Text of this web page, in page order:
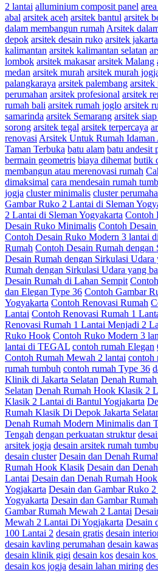
2 lantai alluminium composit panel
abal arsitek aceh arsitek bantul arsitek
dalam membangun rumah Arsitek
depok arsitek desain ruko arsitek jakarta
kalimantan arsitek kalimantan selatan
lombok arsitek makasar arsitek Malang
medan arsitek murah arsitek murah
palangkaraya arsitek palembang arsitek
perumahan arsitek profesional arsitek
rumah bali arsitek rumah joglo arsitek
samarinda arsitek Semarang arsitek
sorong arsitek tegal arsitek terpercaya
renovasi Arsitek Untuk Rumah Idaman
Taman Terbuka batu alam batu andesit
bermain geometris biaya dihemat butik
membangun atau merenovasi rumah
dimaksimal cara mendesain rumah
jogja cluster minimalis cluster
Gambar Ruko 2 Lantai di Sleman
2 Lantai di Sleman Yogyakarta Contoh
Desain Ruko Minimalis Contoh
Contoh Desain Ruko Modern 3 lantai
Rumah Contoh Desain Rumah dengan
Desain Rumah dengan Sirkulasi Udara
Rumah dengan Sirkulasi Udara yang
Desain Rumah di Lahan Sempit
dan Elegan Type 36 Contoh Gambar
Yogyakarta Contoh Renovasi Rumah
Lantai Contoh Renovasi Rumah 1
Renovasi Rumah 1 Lantai Menjadi 2
Ruko Hook Contoh Ruko Modern 3
lantai di TEGAL contoh rumah Elegan
Contoh Rumah Mewah 2 lantai contoh
rumah tumbuh contoh rumah Type 36
Klinik di Jakarta Selatan Denah
Selatan Denah Rumah Hook Klasik 2
Klasik 2 Lantai di Bantul Yogjakarta
Rumah Klasik Di Depok Jakarta
Denah Rumah Modern Minimalis dan
Tengah dengan perkuatan struktur
arsitek jogja desain arsitek rumah
desain cluster Desain dan Denah
Rumah Hook Klasik Desain dan
Lantai Desain dan Denah Rumah
Yogjakarta Desain dan Gambar Ruko
Yogyakarta Desain dan Gambar
Gambar Rumah Mewah 2 Lantai
Mewah 2 Lantai Di Yogjakarta Desain
100 Lantai 2 desain gratis desain
desain kavling perumahan desain
desain klinik gigi desain kos desain
desain kos jogja desain lahan miring